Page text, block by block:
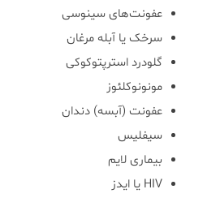
عفونت‌های سینوسی
سرخک یا آبله مرغان
گلودرد استرپتوکوکی
مونونوکلئوز
عفونت (آبسه) دندان
سیفلیس
بیماری لایم
HIV یا ایدز